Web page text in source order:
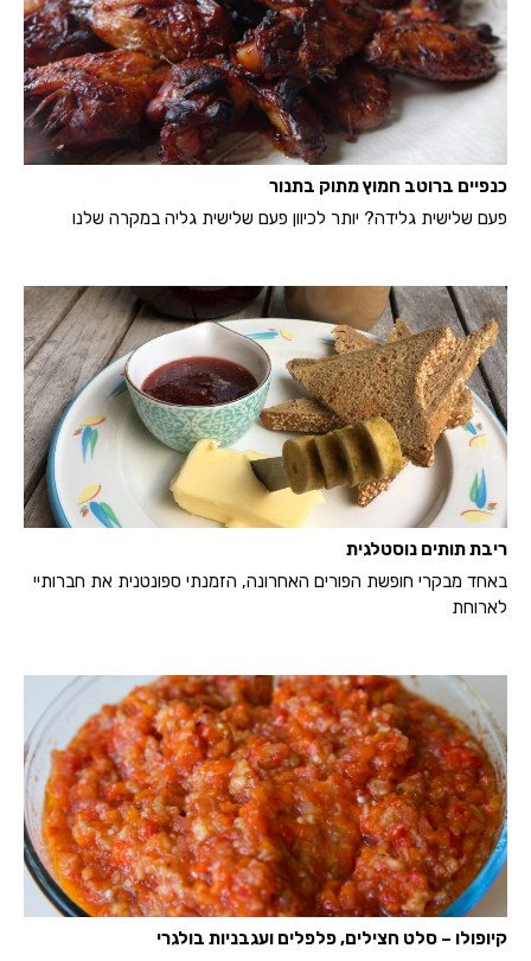
כנפיים ברוטב חמוץ מתוק בתנור
פעם שלישית גלידה? יותר לכיוון פעם שלישית גליה במקרה שלנו
ריבת תותים נוסטלגית
באחד מבקרי חופשת הפורים האחרונה, הזמנתי ספונטנית את חברותיי
לארוחת
קיופולו – סלט חצילים, פלפלים ועגבניות בולגרי